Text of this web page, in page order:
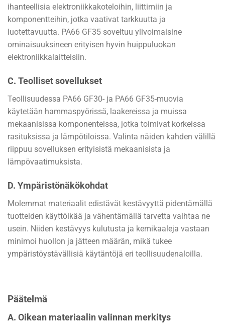
ihanteellisia elektroniikkakoteloihin, liittimiin ja
komponentteihin, jotka vaativat tarkkuutta ja
luotettavuutta. PA66 GF35 soveltuu ylivoimaisine
ominaisuuksineen erityisen hyvin huippuluokan
elektroniikkalaitteisiin.
C. Teolliset sovellukset
Teollisuudessa PA66 GF30- ja PA66 GF35-muovia
käytetään hammaspyörissä, laakereissa ja muissa
mekaanisissa komponenteissa, jotka toimivat korkeissa
rasituksissa ja lämpötiloissa. Valinta näiden kahden välillä
riippuu sovelluksen erityisistä mekaanisista ja
lämpövaatimuksista.
D. Ympäristönäkökohdat
Molemmat materiaalit edistävät kestävyyttä pidentämällä
tuotteiden käyttöikää ja vähentämällä tarvetta vaihtaa ne
usein. Niiden kestävyys kulutusta ja kemikaaleja vastaan
minimoi huollon ja jätteen määrän, mikä tukee
ympäristöystävällisiä käytäntöjä eri teollisuudenaloilla.
Päätelmä
A. Oikean materiaalin valinnan merkitys